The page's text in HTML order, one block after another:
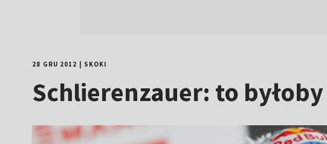
28 GRU 2012 SKOKI
Schlierenzauer: to